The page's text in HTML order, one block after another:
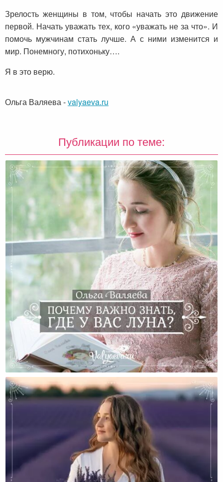
Зрелость женщины в том, чтобы начать это движение
первой. Начать уважать тех, кого «уважать не за что». И
помочь мужчинам стать лучше. А с ними изменится и
мир. Понемногу, потихоньку….
Я в это верю.
Ольга Валяева-valyaeva.ru
Публикации по теме:
Почему Важно Знать, Где У Вас Луна?